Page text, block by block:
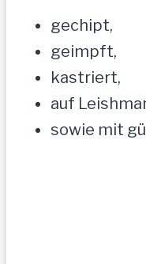
gechipt,
geimpft,
kastriert,
auf
sowie mit